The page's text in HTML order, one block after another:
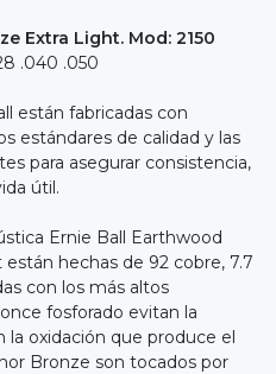
Extra Light. Mod: 2150
.040 .050
están fabricadas con
estándares de calidad y las
para asegurar consistencia,
útil.
Ernie Ball Earthwood
hechas de 92 cobre, 7.7
con los más altos
fosforado evitan la
la oxidación que produce el
Bronze son tocados por